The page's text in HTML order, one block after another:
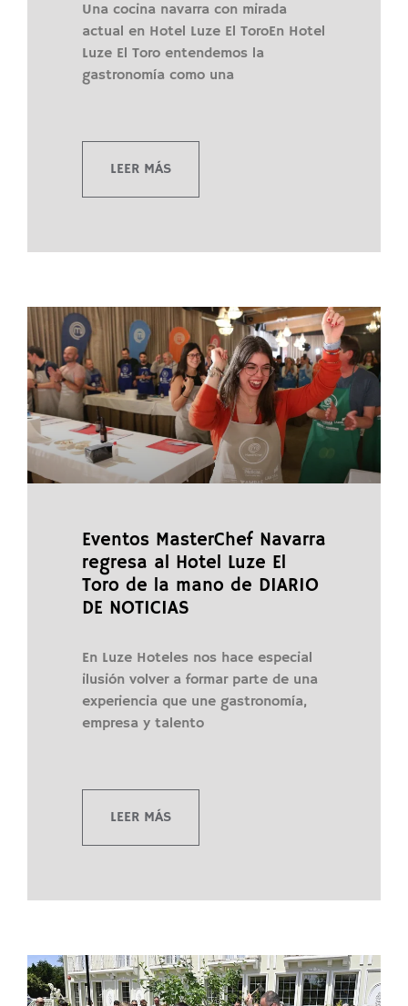
Una cocina navarra con mirada
actual en Hotel Luze El ToroEn Hotel
Luze El Toro entendemos la
gastronomía como una
LEER MÁS
Eventos MasterChef Navarra
regresa al Hotel Luze El
Toro de la mano de DIARIO
DE NOTICIAS
En Luze Hoteles nos hace especial
ilusión volver a formar parte de una
experiencia que une gastronomía,
empresa y talento
LEER MÁS